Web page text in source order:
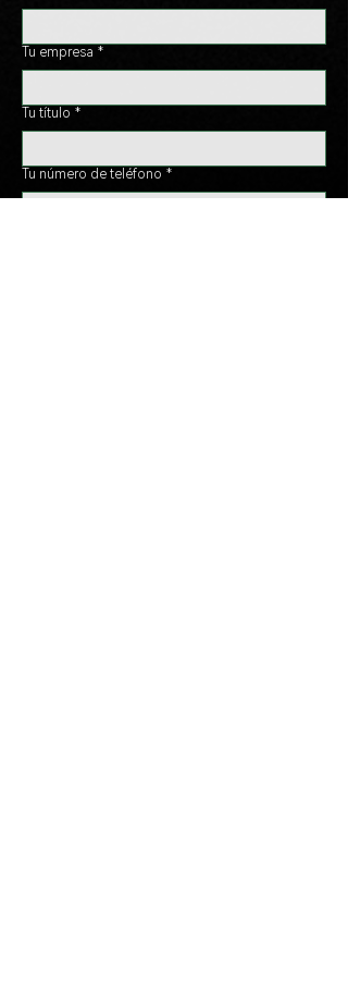
Tu empresa *
Tu título *
Tu número de teléfono *